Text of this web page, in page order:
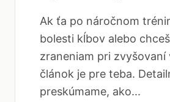
Ak ťa po náročnom
bolesti kĺbov alebo
zraneniam pri zvyšovaní
článok je pre teba.
preskúmame, ako...